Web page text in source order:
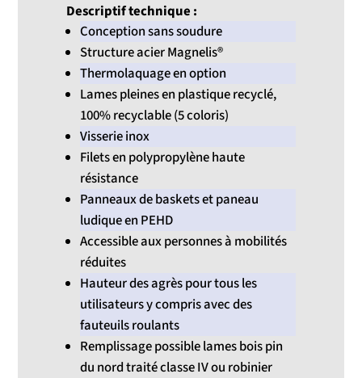
Descriptif technique :
Conception sans soudure
Structure acier Magnelis®
Thermolaquage en option
Lames pleines en plastique recyclé,
100% recyclable (5 coloris)
Visserie inox
Filets en polypropylène haute
résistance
Panneaux de baskets et paneau
ludique en PEHD
Accessible aux personnes à mobilités
réduites
Hauteur des agrès pour tous les
utilisateurs y compris avec des
fauteuils roulants
Remplissage possible lames bois pin
du nord traité classe IV ou robinier